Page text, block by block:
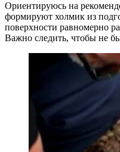
Ориентируюсь на
формируют холмик из
поверхности равномерно
Важно следить, чтобы не